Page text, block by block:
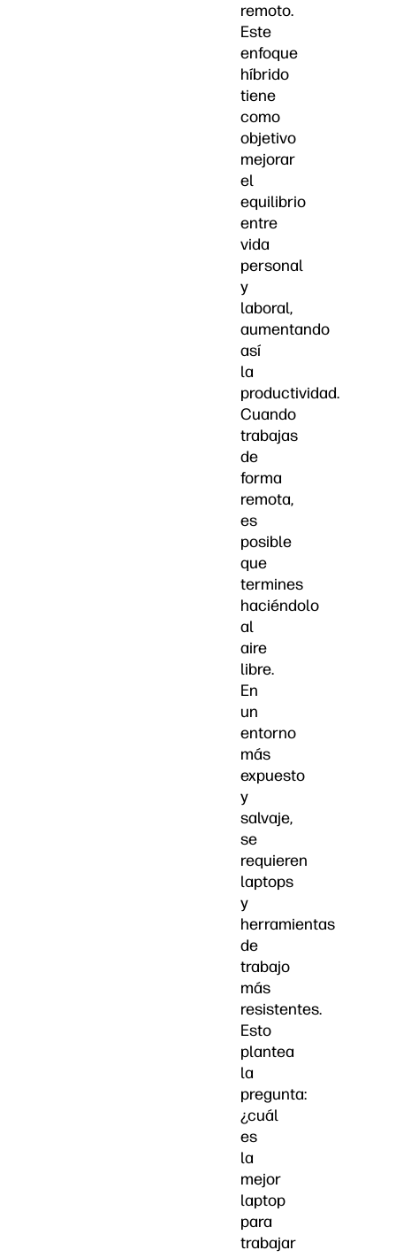
remoto.
Este
enfoque
híbrido
tiene
como
objetivo
mejorar
el
equilibrio
entre
vida
personal
y
laboral,
aumentando
así
la
productividad.
Cuando
trabajas
de
forma
remota,
es
posible
que
termines
haciéndolo
al
aire
libre.
En
un
entorno
más
expuesto
y
salvaje,
se
requieren
laptops
y
herramientas
de
trabajo
más
resistentes.
Esto
plantea
la
pregunta:
¿cuál
es
la
mejor
laptop
para
trabajar